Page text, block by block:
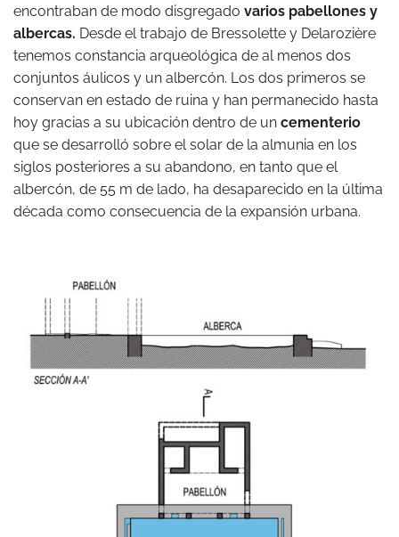
encontraban de modo disgregado varios pabellones y
albercas. Desde el trabajo de Bressolette y Delarozière
tenemos constancia arqueológica de al menos dos
conjuntos áulicos y un albercón. Los dos primeros se
conservan en estado de ruina y han permanecido hasta
hoy gracias a su ubicación dentro de un cementerio
que se desarrolló sobre el solar de la almunia en los
siglos posteriores a su abandono, en tanto que el
albercón, de 55 m de lado, ha desaparecido en la última
década como consecuencia de la expansión urbana.